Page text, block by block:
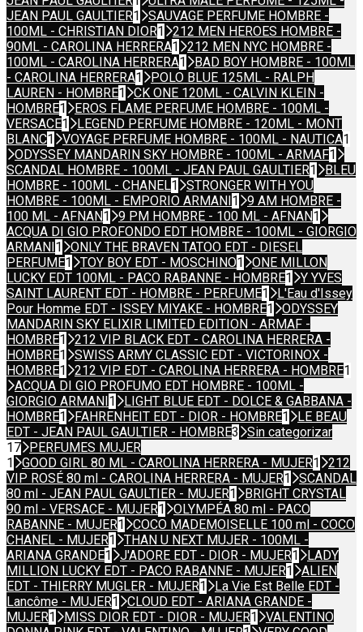
JEAN PAUL GAULTIER1
SAUVAGE PERFUME HOMBRE -
100ML - CHRISTIAN DIOR1
212 MEN HEROES HOMBRE -
90ML - CAROLINA HERRERA1
212 MEN NYC HOMBRE -
100ML - CAROLINA HERRERA1
BAD BOY HOMBRE - 100ML
- CAROLINA HERRERA1
POLO BLUE 125ML - RALPH
LAUREN - HOMBRE1
CK ONE 120ML - CALVIN KLEIN -
HOMBRE1
EROS FLAME PERFUME HOMBRE - 100ML -
VERSACE1
LEGEND PERFUME HOMBRE - 120ML - MONT
BLANC1 VOYAGE PERFUME HOMBRE - 100ML - NAUTICA1
ODYSSEY MANDARIN SKY HOMBRE - 100ML - ARMAF1
SCANDAL HOMBRE - 100ML - JEAN PAUL GAULTIER1
BLEU
HOMBRE - 100ML - CHANEL1
STRONGER WITH YOU
HOMBRE - 100ML - EMPORIO ARMANI 1
9 AM HOMBRE -
100 ML - AFNAN1 9 PM HOMBRE - 100 ML - AFNAN1
ACQUA DI GIO PROFONDO EDT HOMBRE - 100ML - GIORGIO
ARMANI 1
ONLY THE BRAVEN TATOO EDT - DIESEL
PERFUME1 TOY BOY EDT - MOSCHINO1
ONE MILLON
LUCKY EDT 100ML - PACO RABANNE - HOMBRE1
Y YVES
SAINT LAURENT EDT - HOMBRE - PERFUME1
L'Eau d'Issey
Pour Homme EDT - ISSEY MIYAKE - HOMBRE1
ODYSSEY
MANDARIN SKY ELIXIR LIMITED EDITION - ARMAF -
HOMBRE1
212 VIP BLACK EDT - CAROLINA HERRERA -
HOMBRE1
SWISS ARMY CLASSIC EDT - VICTORINOX -
HOMBRE1 212 VIP EDT - CAROLINA HERRERA - HOMBRE1
ACQUA DI GIO PROFUMO EDT HOMBRE - 100ML -
GIORGIO ARMANI 1
LIGHT BLUE EDT - DOLCE & GABBANA -
HOMBRE1 FAHRENHEIT EDT - DIOR - HOMBRE1
LE BEAU
EDT - JEAN PAUL GAULTIER - HOMBRE3
Sin categorizar
17
PERFUMES MUJER
1
GOOD GIRL 80 ML - CAROLINA HERRERA - MUJER1
212
VIP ROSÉ 80 ml - CAROLINA HERRERA - MUJER1
SCANDAL
80 ml - JEAN PAUL GAULTIER - MUJER1
BRIGHT CRYSTAL
90 ml - VERSACE - MUJER1
OLYMPÉA 80 ml - PACO
RABANNE - MUJER1
COCO MADEMOISELLE 100 ml - COCO
CHANEL - MUJER1
THAN U NEXT MUJER - 100ML -
ARIANA GRANDE1 J'ADORE EDT - DIOR - MUJER1
LADY
MILLION LUCKY EDT - PACO RABANNE - MUJER1
ALIEN
EDT - THIERRY MUGLER - MUJER1
La Vie Est Belle EDT -
Lancôme - MUJER1
CLOUD EDT - ARIANA GRANDE -
MUJER1 MISS DIOR EDT - DIOR - MUJER1
VALENTINO